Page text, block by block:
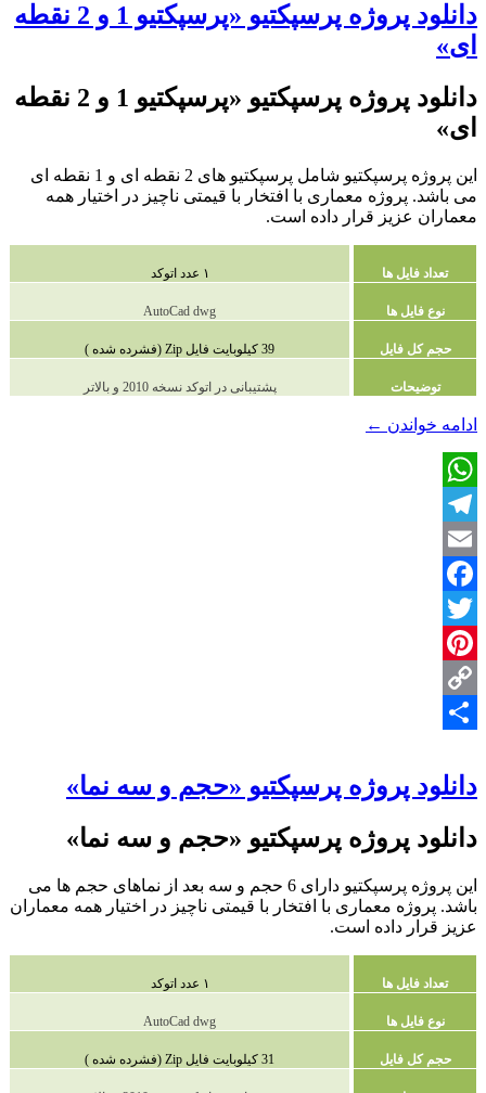
دانلود پروژه پرسپکتیو «پرسپکتیو 1 و 2 نقطه
ای»
دانلود پروژه پرسپکتیو «پرسپکتیو 1 و 2 نقطه
ای»
این پروژه پرسپکتیو شامل پرسپکتیو های 2 نقطه ای و 1 نقطه ای
می باشد. پروژه معماری با افتخار با قیمتی ناچیز در اختیار همه
معماران عزیز قرار داده است.
تعداد فایل ها ۱ عدد اتوکد
نوع فایل ها AutoCad dwg
حجم کل فایل 39 کیلوبایت فایل Zip (فشرده شده )
توضیحات پشتیبانی در اتوکد نسخه 2010 و بالاتر
ادامه خواندن دانلود
←
WhatsApp
Telegram
Email
Facebook
Twitter
Pinterest
Copy
دانلود پروژه پرسپکتیو «حجم و سه نما»
دانلود پروژه پرسپکتیو «حجم و سه نما»
این پروژه پرسپکتیو دارای 6 حجم و سه بعد از نماهای حجم ها می
باشد. پروژه معماری با افتخار با قیمتی ناچیز در اختیار همه معماران
عزیز قرار داده است.
تعداد فایل ها ۱ عدد اتوکد
نوع فایل ها AutoCad dwg
حجم کل فایل 31 کیلوبایت فایل Zip (فشرده شده )